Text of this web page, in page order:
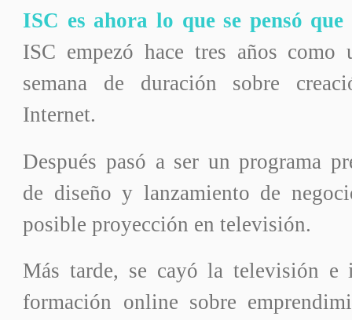
ISC es ahora lo que se pensó que
ISC empezó hace tres años como
semana de duración sobre
Internet.
Después pasó a ser un programa
de diseño y lanzamiento de
posible proyección en televisión.
Más tarde, se cayó la televisión e
formación online sobre